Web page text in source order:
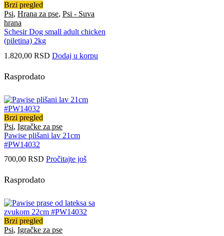
Brzi pregled
Psi, Hrana za pse, Psi - Suva
hrana
Schesir Dog small adult chicken
(piletina) 2kg
1.820,00 RSD Dodaj u korpu
Rasprodato
Brzi pregled
Psi, Igračke za pse
Pawise plišani lav 21cm
#PW14032
700,00 RSD Pročitajte još
Rasprodato
Brzi pregled
Psi, Igračke za pse